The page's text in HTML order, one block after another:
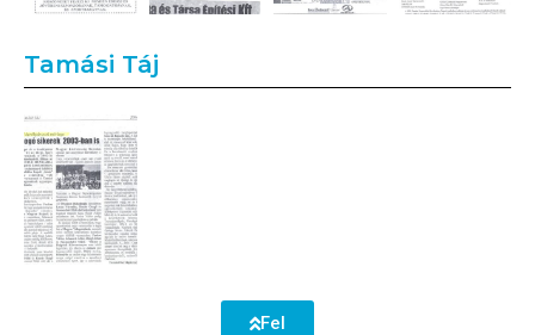
Tamási Táj
Fel